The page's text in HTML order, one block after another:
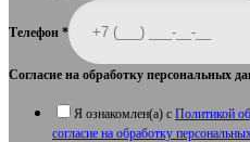
Телефон *
Согласие на обработку персональных
Я ознакомлен(а) с Политикой
согласие на обработку